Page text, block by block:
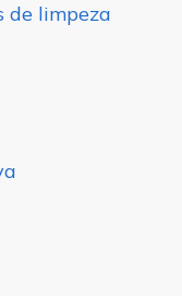
de limpeza